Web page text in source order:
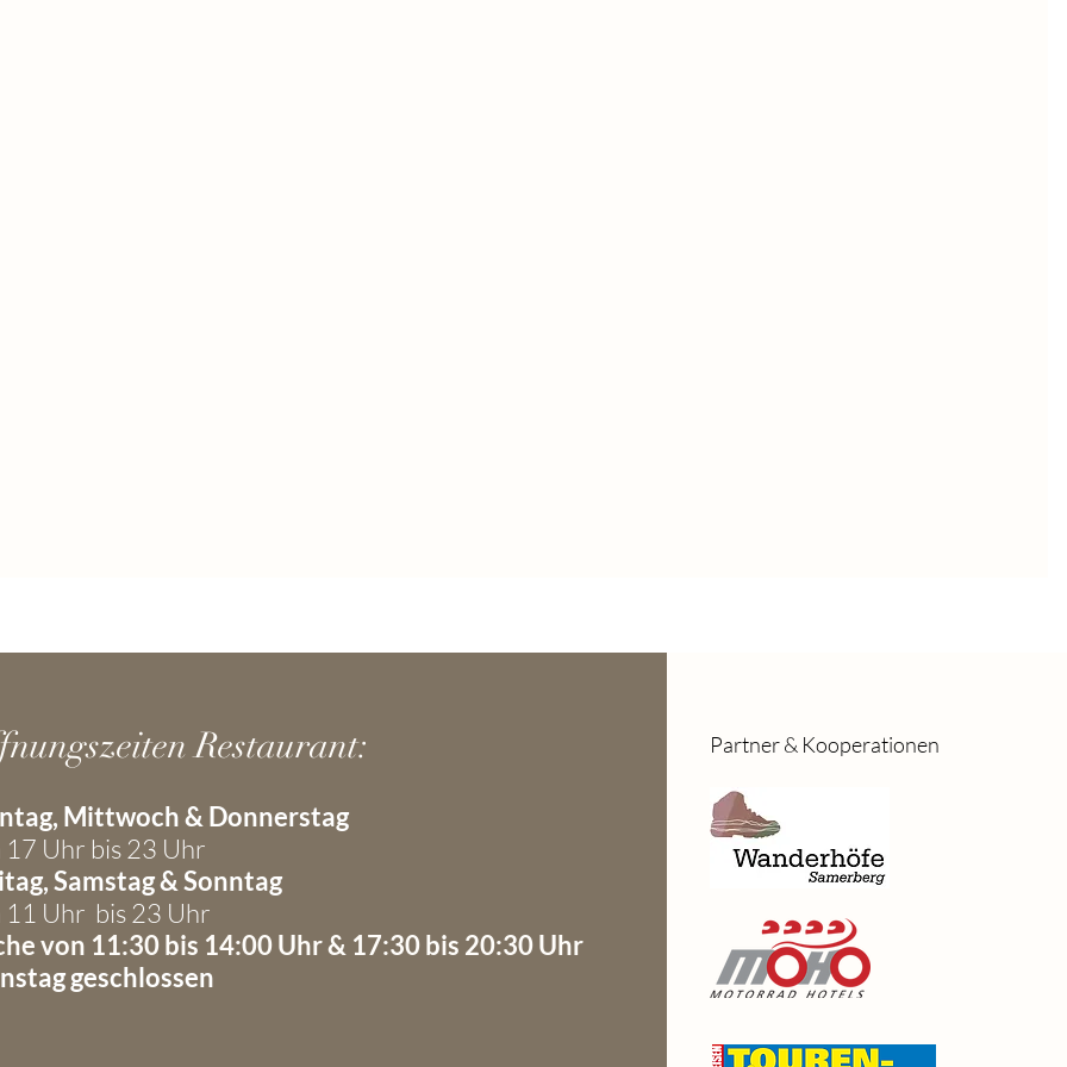
Restaurant:
Mittwoch & Donnerstag
17 Uhr bis 23 Uhr
Samstag & Sonntag
11 Uhr bis 23 Uhr
von 11:30 bis 14:00 Uhr & 17:30 bis 20:30 Uhr
geschlossen
Partner & Kooperationen